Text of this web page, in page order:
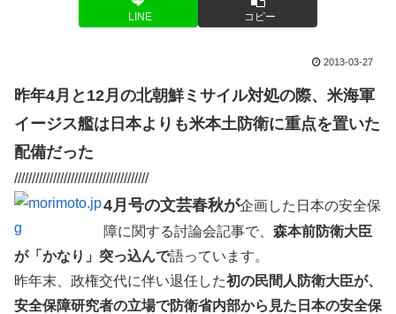
LINE コピー
2013-03-27
昨年4月と12月の北朝鮮ミサイル対処の際、米海軍
イージス艦は日本よりも米本土防衛に重点を置いた
配備だった
//////////////////////////////////////
4月号の文芸春秋が企画した日本の安全保
障に関する討論会記事で、 森本前防衛大臣
が「かなり」突っ込んで語っています。
昨年末、政権交代に伴い退任した初の民間人防衛大臣が、
安全保障研究者の立場で防衛省内部から見た日本の安全保